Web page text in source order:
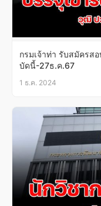
กรมเจ้าท่า รับสมัครส
บัดนี้-27ธ.ค.67
1 ธ.ค. 2024